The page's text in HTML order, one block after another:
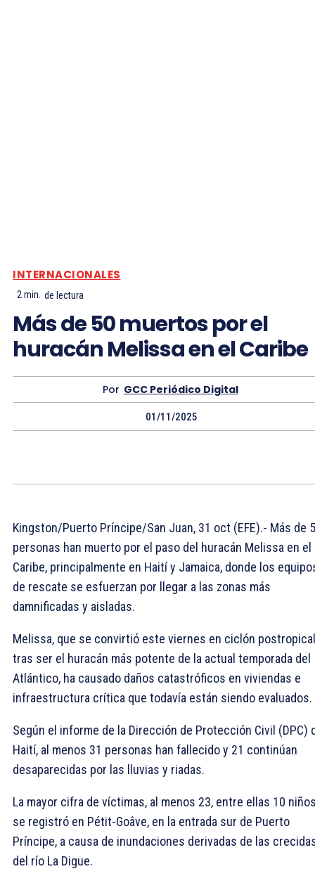
INTERNACIONALES
2min. de lectura
Más de 50 muertos por el
huracán Melissa en el Caribe
Por GCC Periódico Digital
01/11/2025
Kingston/Puerto Príncipe/San Juan, 31 oct (EFE).- Más de
personas han muerto por el paso del huracán Melissa en el
Caribe, principalmente en Haití y Jamaica, donde los
de rescate se esfuerzan por llegar a las zonas más
damnificadas y aisladas.
Melissa, que se convirtió este viernes en ciclón postropical
tras ser el huracán más potente de la actual temporada del
Atlántico, ha causado daños catastróficos en viviendas e
infraestructura crítica que todavía están siendo evaluados.
Según el informe de la Dirección de Protección Civil (DPC)
Haití, al menos 31 personas han fallecido y 21 continúan
desaparecidas por las lluvias y riadas.
La mayor cifra de víctimas, al menos 23, entre ellas 10
se registró en Pétit-Goâve, en la entrada sur de Puerto
Príncipe, a causa de inundaciones derivadas de las
del río La Digue.